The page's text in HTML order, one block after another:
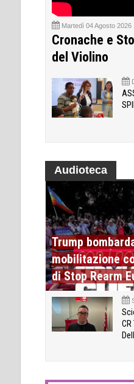
Martedì 04 Agosto 2026
Cronache e
del Violino
Audioteca
Trump
mobilitazione
di Stop Rearm